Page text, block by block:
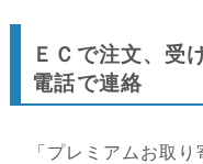
ＥＣで注文、受
電話で連絡
「プレミアムお取り